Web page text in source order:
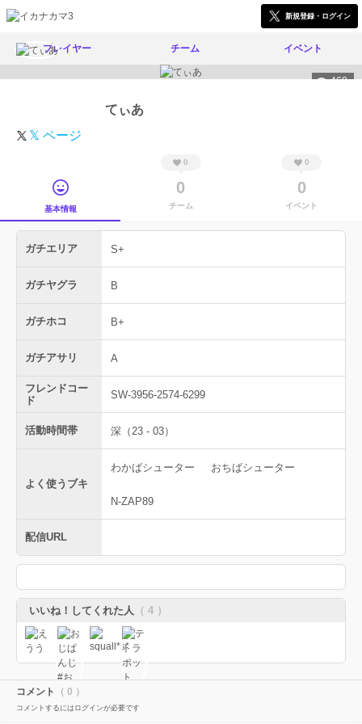
新規登録・ログイン
プレイヤー チーム イベント
460
てぃあ
𝕏 ページ
基本情報
0
0
チーム
0
0
イベント
ガチエリア S+
ガチヤグラ B
ガチホコ B+
ガチアサリ A
フレンドコー
ド
SW-3956-2574-6299
活動時間帯 深（23 - 03）
よく使うブキ
わかばシューター おちばシューター
N-ZAP89
配信URL
いいね！してくれた人 （ 4 ）
コメント （ 0 ）
コメントするにはログインが必要です